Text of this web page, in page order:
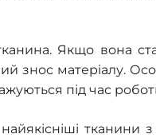
Якщо вона
знос матеріалу.
під час
тканини